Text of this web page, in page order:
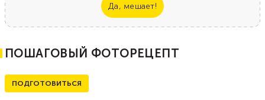
Да, мешает!
ПОШАГОВЫЙ ФОТОРЕЦЕПТ
ПОДГОТОВИТЬСЯ